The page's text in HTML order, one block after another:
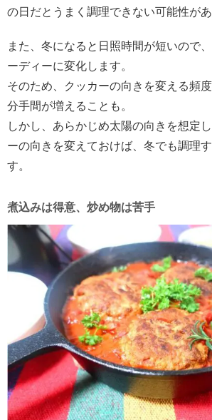
の日だとうまく調理できない可能性があ
また、冬になると日照時間が短いので
ーディーに変化します。
そのため、クッカーの向きを変える頻
分手間が増えることも。
しかし、あらかじめ太陽の向きを想定
ーの向きを変えておけば、冬でも調理
す。
煮込みは得意、炒め物は苦手